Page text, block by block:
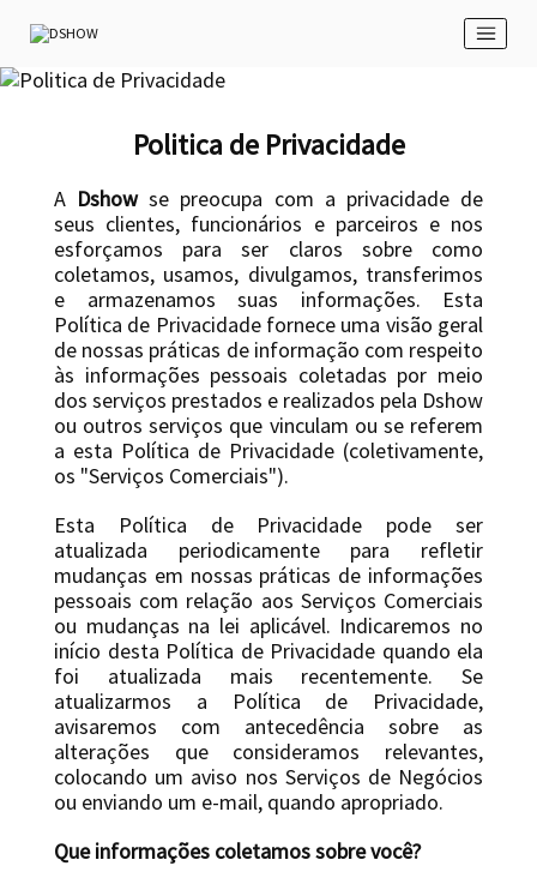
Politica de Privacidade
A Dshowse preocupa com a privacidade de
seus clientes, funcionários e parceiros e nos
esforçamos para ser claros sobre como
coletamos, usamos, divulgamos, transferimos
e armazenamos suas informações. Esta
Política de Privacidade fornece uma visão geral
de nossas práticas de informação com respeito
às informações pessoais coletadas por meio
dos serviços prestados e realizados pela Dshow
ou outros serviços que vinculam ou se referem
a esta Política de Privacidade (coletivamente,
os "Serviços Comerciais").
Esta Política de Privacidade pode ser
atualizada periodicamente para refletir
mudanças em nossas práticas de informações
pessoais com relação aos Serviços Comerciais
ou mudanças na lei aplicável. Indicaremos no
início desta Política de Privacidade quando ela
foi atualizada mais recentemente. Se
atualizarmos a Política de Privacidade,
avisaremos com antecedência sobre as
alterações que consideramos relevantes,
colocando um aviso nos Serviços de Negócios
ou enviando um e-mail, quando apropriado.
Que informações coletamos sobre você?